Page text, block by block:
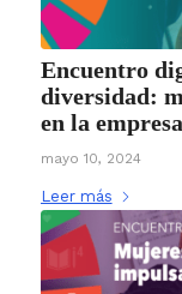
Encuentro
diversidad:
en la
mayo 10, 2024
Leer más